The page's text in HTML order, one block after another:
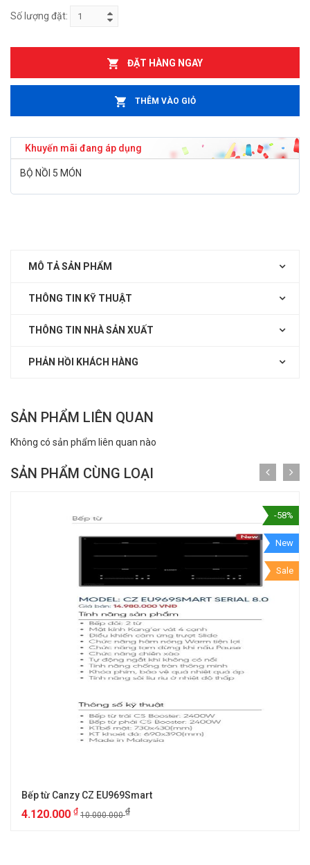
Số lượng đặt:
ĐẶT HÀNG NGAY
THÊM VÀO GIỎ
Khuyến mãi đang áp dụng
BỘ NỒI 5 MÓN
MÔ TẢ SẢN PHẨM
THÔNG TIN KỸ THUẬT
THÔNG TIN NHÀ SẢN XUẤT
PHẢN HỒI KHÁCH HÀNG
SẢN PHẨM LIÊN QUAN
Không có sản phẩm liên quan nào
SẢN PHẨM CÙNG LOẠI
-58%
New
Sale
Bếp từ Canzy CZ EU969Smart
4.120.000 ₫ 10.000.000₫